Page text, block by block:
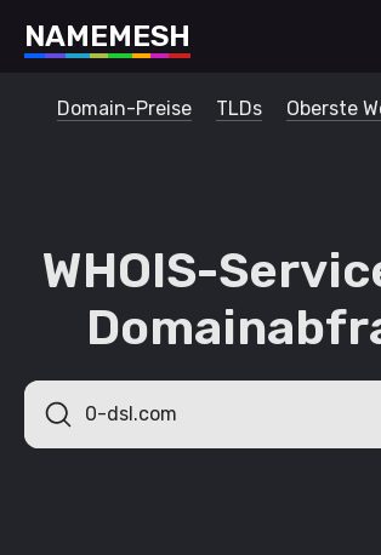
NAMEMESH
Domain-Preise TLDs Oberste
WHOIS-